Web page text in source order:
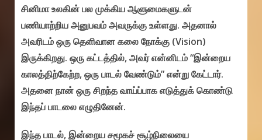
சினிமா உலகின் பல முக்கிய ஆளுமைகளுடன்
பணியாற்றிய அனுபவம் அவருக்கு உள்ளது. அதனால்
அவரிடம் ஒரு தெளிவான கலை நோக்கு (Vision)
இருக்கிறது. ஒரு கட்டத்தில், அவர் என்னிடம் “இன்றைய
காலத்திற்கேற்ற, ஒரு பாடல் வேண்டும்” என்று கேட்டார்.
அதனை நான் ஒரு சிறந்த வாய்ப்பாக எடுத்துக் கொண்டு
இந்தப் பாடலை எழுதினேன்.
இந்த பாடல், இன்றைய சமூகச் சூழ்நிலையை